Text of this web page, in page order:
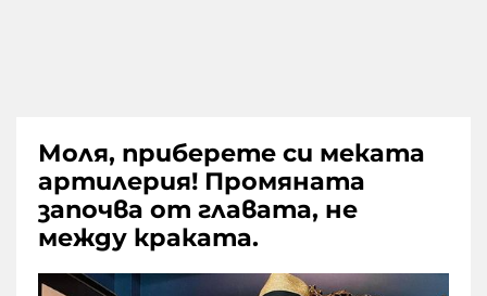
Моля, приберете си меката
артилерия! Промяната
започва от главата, не
между краката.